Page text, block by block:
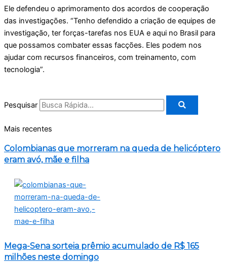
Ele defendeu o aprimoramento dos acordos de cooperação
das investigações. “Tenho defendido a criação de equipes de
investigação, ter forças-tarefas nos EUA e aqui no Brasil para
que possamos combater essas facções. Eles podem nos
ajudar com recursos financeiros, com treinamento, com
tecnologia”.
Pesquisar
Mais recentes
Colombianas que morreram na queda de helicóptero
eram avó, mãe e filha
Mega-Sena sorteia prêmio acumulado de R$ 165
milhões neste domingo